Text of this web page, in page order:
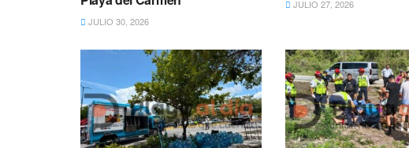
JULIO 30, 2026
JULIO 27, 2026